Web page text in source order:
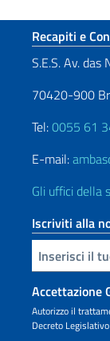
Recapiti e
S.E.S. Av.
70420-900
Tel:0055 61
E-mail:
Gli uffici della
Iscriviti alla
Inserisci la tua email
Accettazione
Autorizzo il
Decreto